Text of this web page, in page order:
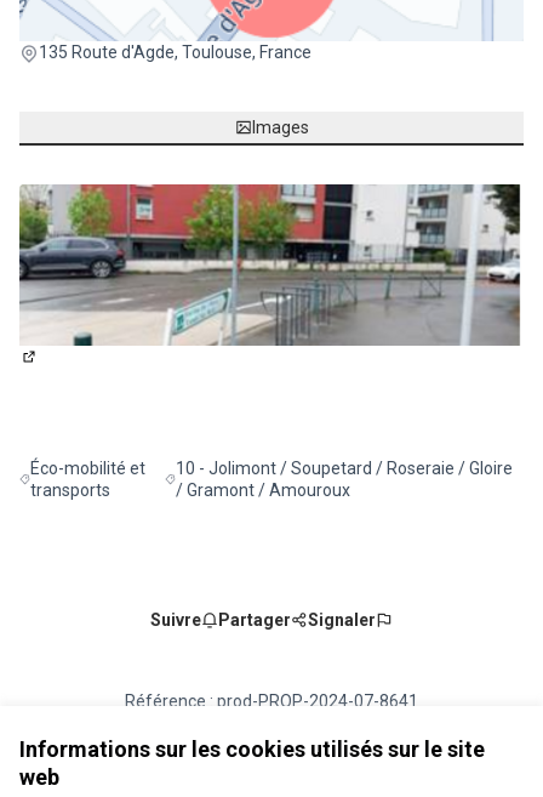
Informations sur les cookies utilisés sur le site
web
135 Route d'Agde, Toulouse, France
(Lien externe)
Images
Filtrer les résultats de la catégorie : Éco-mobilité et transports
Éco-mobilité et
transports
Filtrer les résultats pour le secteur : 10 -
10 - Jolimont / Soupetard / Roseraie / Gloire
/ Gramont / Amouroux
Suivre Partager Signaler
Référence : prod-PROP-2024-07-8641
Vérifiez l'empreinte numérique